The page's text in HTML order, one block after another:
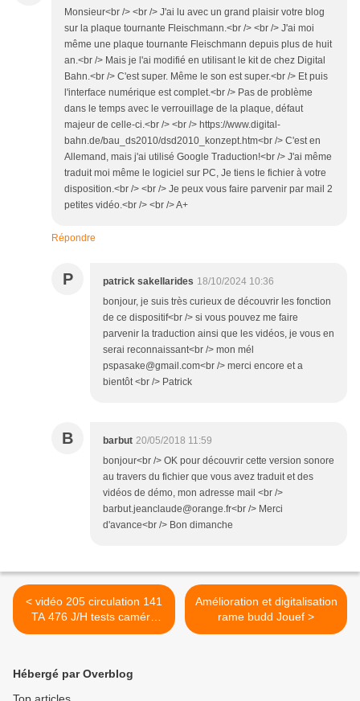
Monsieur<br /> <br /> J'ai lu avec un grand plaisir votre blog
sur la plaque tournante Fleischmann.<br /> <br /> J'ai moi
même une plaque tournante Fleischmann depuis plus de huit
an.<br /> Mais je l'ai modifié en utilisant le kit de chez Digital
Bahn.<br /> C'est super. Même le son est super.<br /> Et puis
l'interface numérique est complet.<br /> Pas de problème
dans le temps avec le verrouillage de la plaque, défaut
majeur de celle-ci.<br /> <br /> https://www.digital-
bahn.de/bau_ds2010/dsd2010_konzept.htm<br /> C'est en
Allemand, mais j'ai utilisé Google Traduction!<br /> J'ai même
traduit moi même le logiciel sur PC, Je tiens le fichier à votre
disposition.<br /> <br /> Je peux vous faire parvenir par mail 2
petites vidéo.<br /> <br /> A+
Répondre
P patrick sakellarides 18/10/2024 10:36
bonjour, je suis très curieux de découvrir les fonction
de ce dispositif<br /> si vous pouvez me faire
parvenir la traduction ainsi que les vidéos, je vous en
serai reconnaissant<br /> mon mél
pspasake@gmail.com<br /> merci encore et a
bientôt <br /> Patrick
B barbut 20/05/2018 11:59
bonjour<br /> OK pour découvrir cette version sonore
au travers du fichier que vous avez traduit et des
vidéos de démo, mon adresse mail <br />
barbut.jeanclaude@orange.fr<br /> Merci
d'avance<br /> Bon dimanche
< vidéo 205 circulation 141
TA 476 J/H tests caméra
embarquée Sony
Amélioration et digitalisation
rame budd Jouef >
Hébergé par Overblog